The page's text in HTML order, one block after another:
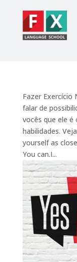
Fazer Exercício
falar de
vocês que ele
habilidades.
yourself as
You can.I...